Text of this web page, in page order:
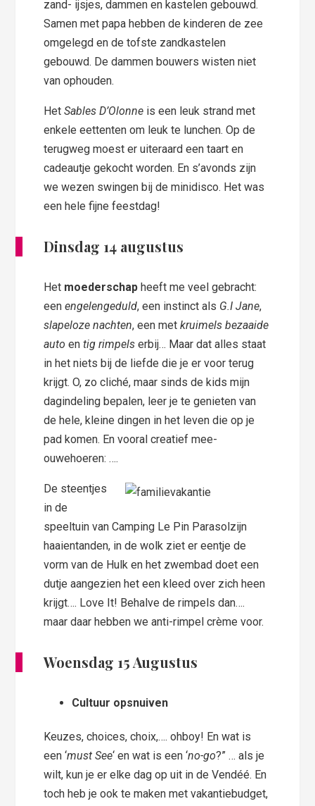
zand- ijsjes, dammen en kastelen gebouwd.
Samen met papa hebben de kinderen de zee
omgelegd en de tofste zandkastelen
gebouwd. De dammen bouwers wisten niet
van ophouden.
HetSables D’Olonne is een leuk strand met
enkele eettenten om leuk te lunchen. Op de
terugweg moest er uiteraard een taart en
cadeautje gekocht worden. En s’avonds zijn
we wezen swingen bij de minidisco. Het was
een hele fijne feestdag!
Dinsdag 14 augustus
Het moederschap heeft me veel gebracht:
eenengelengeduld, een instinct als G.I Jane,
slapeloze nachten, een metkruimels bezaaide
auto entig rimpels erbij… Maar dat alles staat
in het niets bij de liefde die je er voor terug
krijgt. O, zo cliché, maar sinds de kids mijn
dagindeling bepalen, leer je te genieten van
de hele, kleine dingen in het leven die op je
pad komen. En vooral creatief mee-
ouwehoeren: ….
De steentjes
in de
speeltuin van Camping Le Pin Parasolzijn
haaientanden, in de wolk ziet er eentje de
vorm van de Hulk en het zwembad doet een
dutje aangezien het een kleed over zich heen
krijgt…. Love It! Behalve de rimpels dan….
maar daar hebben we anti-rimpel crème voor.
Woensdag 15 Augustus
Cultuur opsnuiven
Keuzes, choices, choix,…. ohboy! En wat is
een ‘must See‘ en wat is een ‘no-go?” … als je
wilt, kun je er elke dag op uit in de Vendéé. En
toch heb je ook te maken met vakantiebudget,